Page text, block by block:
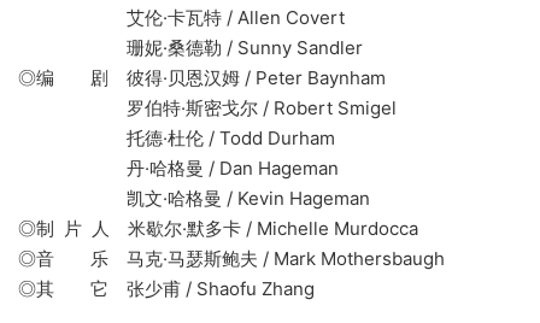
艾伦·卡瓦特 / Allen Covert
珊妮·桑德勒 / Sunny Sandler
◎编 剧 彼得·贝恩汉姆 / Peter Baynham
罗伯特·斯密戈尔 / Robert Smigel
托德·杜伦 / Todd Durham
丹·哈格曼 / Dan Hageman
凯文·哈格曼 / Kevin Hageman
◎制 片 人 米歇尔·默多卡 / Michelle Murdocca
◎音 乐 马克·马瑟斯鲍夫 / Mark Mothersbaugh
◎其 它 张少甫 / Shaofu Zhang